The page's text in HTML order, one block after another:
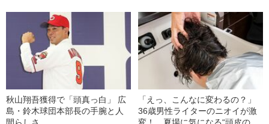
秋山翔吾獲得で「頭真っ白」 広
島・鈴木球団本部長の手腕と人
「えっ、こんなに変わるの？」
36歳男性ライターのニオイが激